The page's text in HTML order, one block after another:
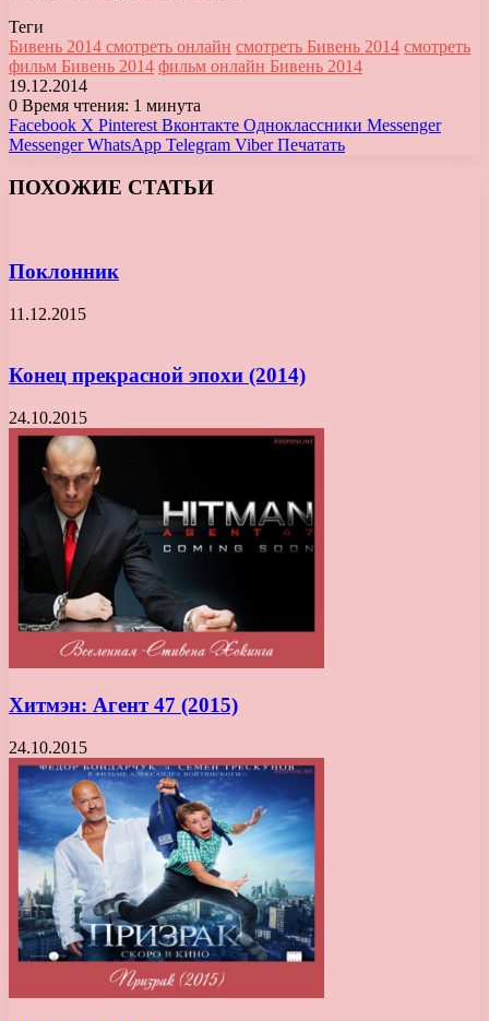
Теги
Бивень 2014 смотреть онлайн смотреть Бивень 2014 смотреть
фильм Бивень 2014 фильм онлайн Бивень 2014
19.12.2014
0 Время чтения: 1 минута
Facebook X Pinterest Вконтакте Одноклассники Messenger
Messenger WhatsApp Telegram Viber Печатать
ПОХОЖИЕ СТАТЬИ
Поклонник
11.12.2015
Конец прекрасной эпохи (2014)
24.10.2015
Хитмэн: Агент 47 (2015)
24.10.2015